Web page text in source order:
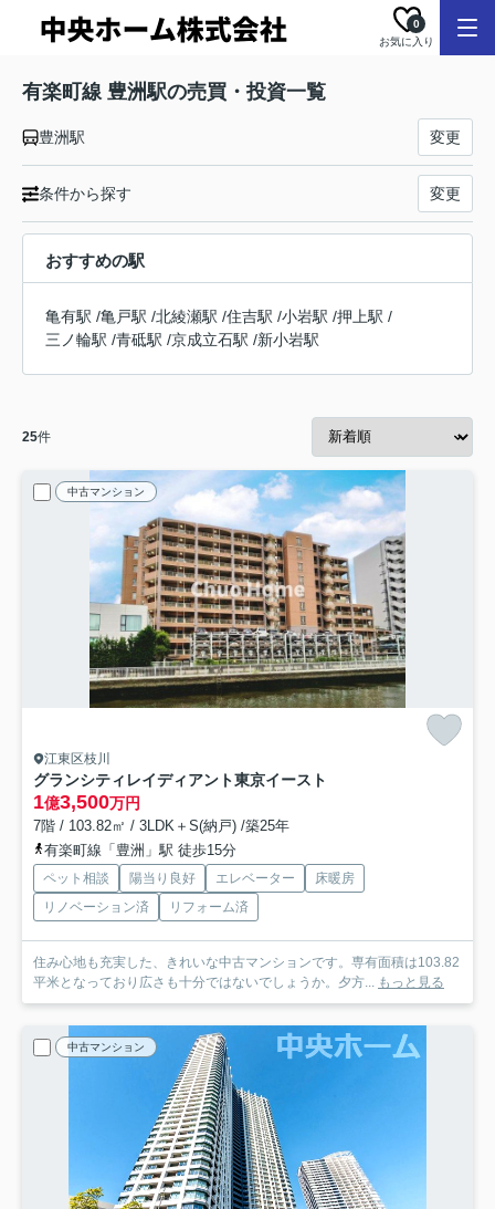
お気に入り
0
有楽町線 豊洲駅の売買・投資一覧
豊洲駅 変更
条件から探す 変更
おすすめの駅
亀有駅 /亀戸駅 /北綾瀬駅 /住吉駅 /小岩駅 /押上駅 /
三ノ輪駅 /青砥駅 /京成立石駅 /新小岩駅
25件
中古マンション
江東区枝川
グランシティレイディアント東京イースト
1億3,500万円
7階 / 103.82㎡ / 3LDK＋S(納戸) /築25年
有楽町線「豊洲」駅 徒歩15分
ペット相談 陽当り良好 エレベーター
床暖房
リノベーション済
リフォーム済
住み心地も充実した、きれいな中古マンションです。専有面積は103.82
平米となっており広さも十分ではないでしょうか。夕方... もっと見る
中古マンション